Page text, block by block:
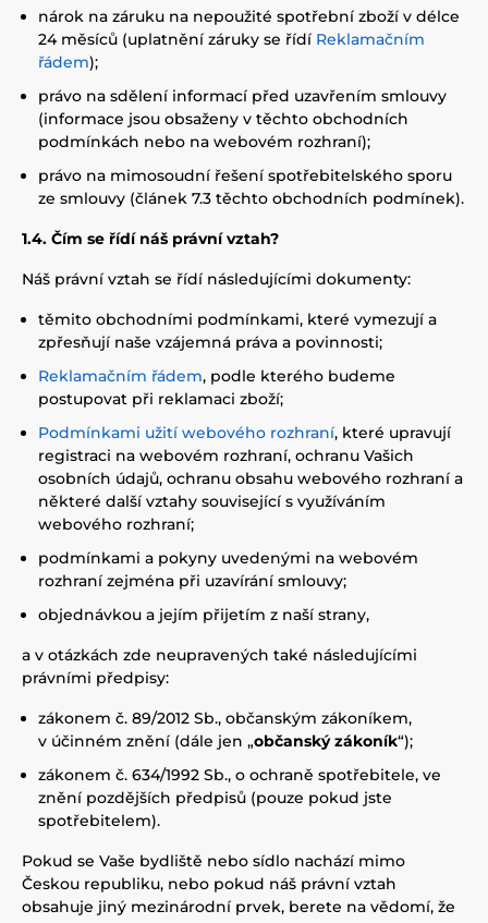
nárok na záruku na nepoužité spotřební zboží v délce
24 měsíců (uplatnění záruky se řídí Reklamačním
řádem);
právo na sdělení informací před uzavřením smlouvy
(informace jsou obsaženy v těchto obchodních
podmínkách nebo na webovém rozhraní);
právo na mimosoudní řešení spotřebitelského sporu
ze smlouvy (článek 7.3 těchto obchodních podmínek).
1.4. Čím se řídí náš právní vztah?
Náš právní vztah se řídí následujícími dokumenty:
těmito obchodními podmínkami, které vymezují a
zpřesňují naše vzájemná práva a povinnosti;
Reklamačním řádem, podle kterého budeme
postupovat při reklamaci zboží;
Podmínkami užití webového rozhraní, které upravují
registraci na webovém rozhraní, ochranu Vašich
osobních údajů, ochranu obsahu webového rozhraní a
některé další vztahy související s využíváním
webového rozhraní;
podmínkami a pokyny uvedenými na webovém
rozhraní zejména při uzavírání smlouvy;
objednávkou a jejím přijetím z naší strany,
a v otázkách zde neupravených také následujícími
právními předpisy:
zákonem č. 89/2012 Sb., občanským zákoníkem,
v účinném znění (dále jen „občanský zákoník“);
zákonem č. 634/1992 Sb., o ochraně spotřebitele, ve
znění pozdějších předpisů (pouze pokud jste
spotřebitelem).
Pokud se Vaše bydliště nebo sídlo nachází mimo
Českou republiku, nebo pokud náš právní vztah
obsahuje jiný mezinárodní prvek, berete na vědomí, že